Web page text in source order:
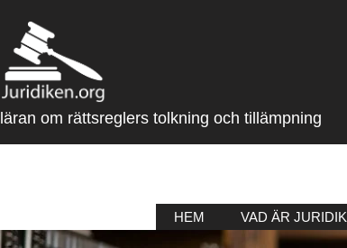
läran om rättsreglers tolkning och tillämpning
HEM VAD ÄR JURIDIK